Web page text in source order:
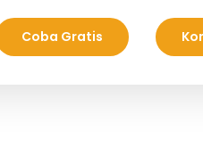
Coba Gratis